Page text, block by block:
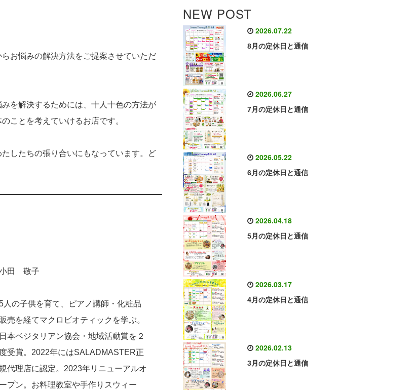
お悩みの解決方法をご提案させていただ
を解決するためには、十人十色の方法が
ことを考えていけるお店です。
したちの張り合いにもなっています。ど
田 敬子
人の子供を育て、ピアノ講師・化粧品
販売を経てマクロビオティックを学ぶ。
日本ベジタリアン協会・地域活動賞を２
度受賞。2022年にはSALADMASTER正
規代理店に認定。2023年リニューアルオ
ープン。お料理教室や手作りスウィー
NEW POST
2026.07.22
8月の定休日と通信
2026.06.27
7月の定休日と通信
2026.05.22
6月の定休日と通信
2026.04.18
5月の定休日と通信
2026.03.17
4月の定休日と通信
2026.02.13
3月の定休日と通信